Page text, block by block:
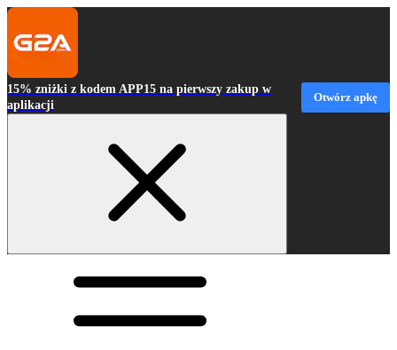
15% zniżki z kodem APP15 na pierwszy zakup w
aplikacji
Otwórz apkę